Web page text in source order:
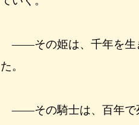
――その姫は、千年を生
た。
――その騎士は、百年で